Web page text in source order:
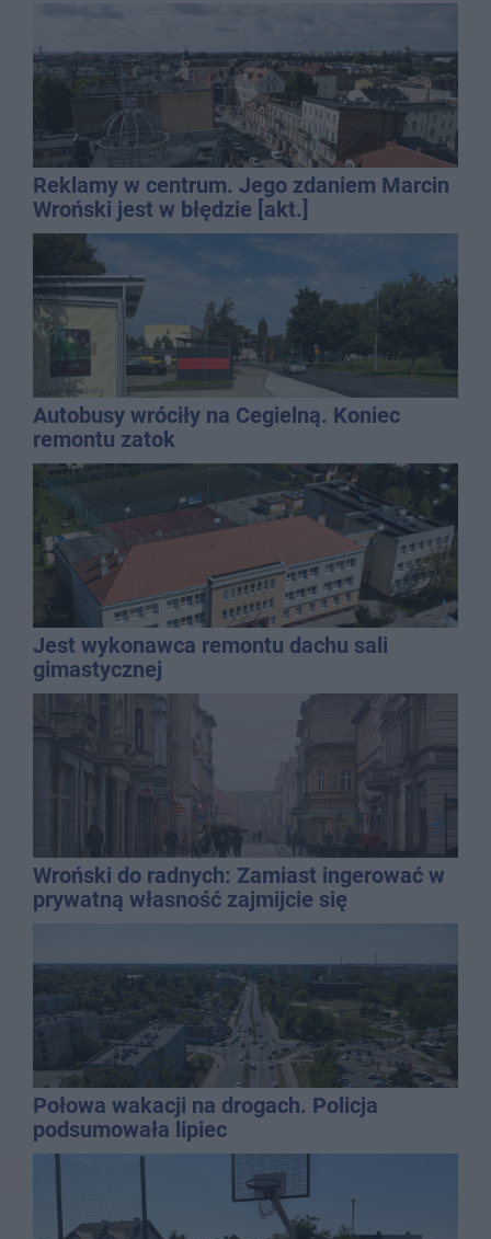
Reklamy w centrum. Jego zdaniem Marcin
Wroński jest w błędzie [akt.]
Autobusy wróciły na Cegielną. Koniec
remontu zatok
Jest wykonawca remontu dachu sali
gimastycznej
Wroński do radnych: Zamiast ingerować w
prywatną własność zajmijcie się
Połowa wakacji na drogach. Policja
podsumowała lipiec